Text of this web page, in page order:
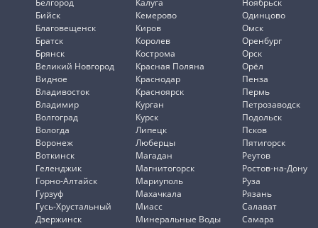
Белгород
Бийск
Благовещенск
Братск
Брянск
Великий Новгород
Видное
Владивосток
Владимир
Волгоград
Вологда
Воронеж
Воткинск
Геленджик
Горно-Алтайск
Гурзуф
Гусь-Хрустальный
Дзержинск
Калуга
Кемерово
Киров
Королев
Кострома
Красная Поляна
Краснодар
Красноярск
Курган
Курск
Липецк
Люберцы
Магадан
Магнитогорск
Мариуполь
Махачкала
Миасс
Минеральные Воды
Ноябрьск
Одинцово
Омск
Оренбург
Орск
Орёл
Пенза
Пермь
Петрозаводск
Подольск
Псков
Пятигорск
Реутов
Ростов-на-Дону
Руза
Рязань
Салават
Самара